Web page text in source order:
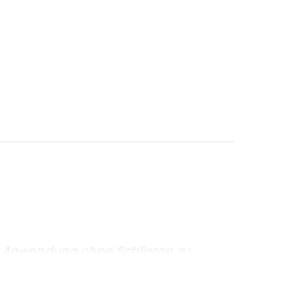
ohne Schlieren zu
sind; ein Nachspülen ist